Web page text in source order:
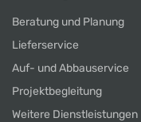
Beratung und Planung
Lieferservice
Auf- und Abbauservice
Projektbegleitung
Weitere Dienstleistungen